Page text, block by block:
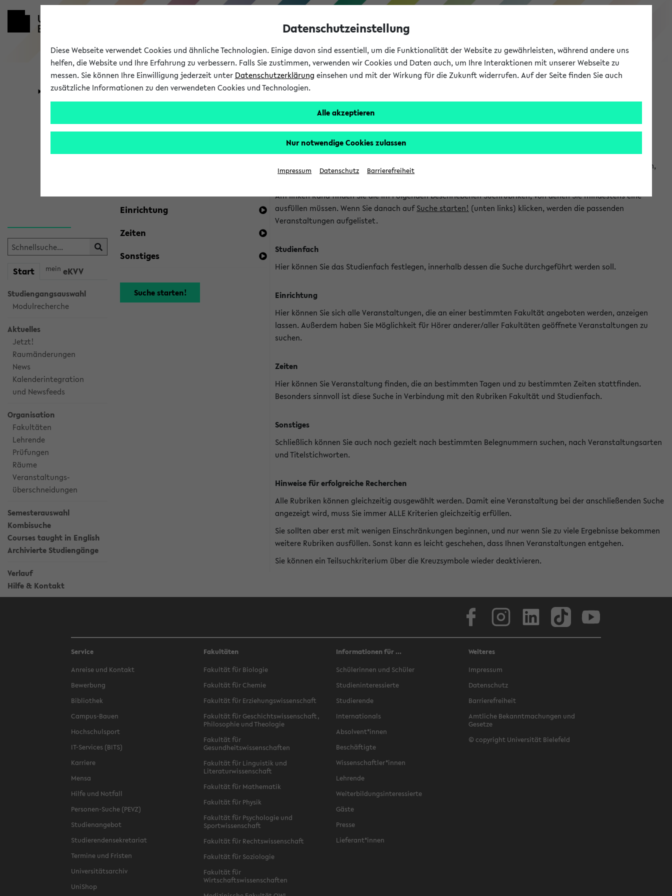
eKVV
Universität Forschung Studium
Start mein eKVV
Studiengangsauswahl
Modulrecherche
Aktuelles
Jetzt!
Raumänderungen
News
Kalenderintegration
und Newsfeeds
Organisation
Fakultäten
Lehrende
Prüfungen
Räume
Veranstaltungs-
überschneidungen
Semesterauswahl
Kombisuche
Courses taught in English
Archivierte Studiengänge
Verlauf
Hilfe & Kontakt
Kombisuche im eKVV
Ihre Suchkriterien:
Einrichtung
Zeiten
Sonstiges
Hinweise zur Kombisuche
Sie können das eKVV nach diversen Kriterien durchsuchen und so gezielt die Veranstaltungen heraussuchen,
die für Sie interessant sind.
Am linken Rand finden Sie die im Folgenden beschriebenen Suchrubriken, von denen Sie mindestens eine
ausfüllen müssen. Wenn Sie danach aufSuche starten! (unten links) klicken, werden die passenden
Veranstaltungen aufgelistet.
Studienfach
Hier können Sie das Studienfach festlegen, innerhalb dessen die Suche durchgeführt werden soll.
Einrichtung
Hier können Sie sich alle Veranstaltungen, die an einer bestimmten Fakultät angeboten werden, anzeigen
lassen. Außerdem haben Sie Möglichkeit für Hörer anderer/aller Fakultäten geöffnete Veranstaltungen zu
suchen.
Zeiten
Hier können Sie Veranstaltung finden, die an bestimmten Tagen und zu bestimmten Zeiten stattfinden.
Besonders sinnvoll ist diese Suche in Verbindung mit den Rubriken Fakultät und Studienfach.
Sonstiges
Schließlich können Sie auch noch gezielt nach bestimmten Belegnummern suchen, nach Veranstaltungsarten
und Titelstichworten.
Hinweise für erfolgreiche Recherchen
Alle Rubriken können gleichzeitig ausgewählt werden. Damit eine Veranstaltung bei der anschließenden Suche
angezeigt wird, muss Sie immer ALLE Kriterien gleichzeitig erfüllen.
Sie sollten aber erst mit wenigen Einschränkungen beginnen, und nur wenn Sie zu viele Ergebnisse bekommen
weitere Rubriken ausfüllen. Sonst kann es leicht geschehen, dass Ihnen Veranstaltungen entgehen.
Sie können ein Teilsuchkriterium über die Kreuzsymbole wieder deaktivieren.
Service
Anreise und Kontakt
Bewerbung
Bibliothek
Campus-Bauen
Hochschulsport
IT-Services (BITS)
Karriere
Mensa
Hilfe und Notfall
Personen-Suche (PEVZ)
Studienangebot
Studierendensekretariat
Termine und Fristen
Universitätsarchiv
UniShop
Fakultäten
Fakultät für Biologie
Fakultät für Chemie
Fakultät für Erziehungswissenschaft
Fakultät für Geschichtswissenschaft,
Philosophie und Theologie
Fakultät für
Gesundheitswissenschaften
Fakultät für Linguistik und
Literaturwissenschaft
Fakultät für Mathematik
Fakultät für Physik
Fakultät für Psychologie und
Sportwissenschaft
Fakultät für Rechtswissenschaft
Fakultät für Soziologie
Fakultät für
Wirtschaftswissenschaften
Informationen für ...
Schülerinnen und Schüler
Studieninteressierte
Studierende
Internationals
Absolvent*innen
Beschäftigte
Wissenschaftler*innen
Lehrende
Weiterbildungsinteressierte
Gäste
Presse
Lieferant*innen
Weiteres
Impressum
Datenschutz
Barrierefreiheit
Amtliche Bekanntmachungen und
Gesetze
© copyright Universität Bielefeld
Datenschutzeinstellung
Diese Webseite verwendet Cookies und ähnliche Technologien. Einige davon sind essentiell, um die Funktionalität der Website zu gewährleisten, während andere uns
helfen, die Website und Ihre Erfahrung zu verbessern. Falls Sie zustimmen, verwenden wir Cookies und Daten auch, um Ihre Interaktionen mit unserer Webseite zu
messen. Sie können Ihre Einwilligung jederzeit unter Datenschutzerklärung einsehen und mit der Wirkung für die Zukunft widerrufen. Auf der Seite finden Sie auch
zusätzliche Informationen zu den verwendeten Cookies und Technologien.
Alle akzeptieren
Nur notwendige Cookies zulassen
Impressum Datenschutz Barrierefreiheit